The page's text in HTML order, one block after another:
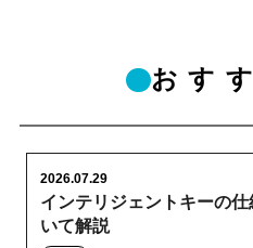
おす
インテリジェントキーの
いて解説
2026.07.29